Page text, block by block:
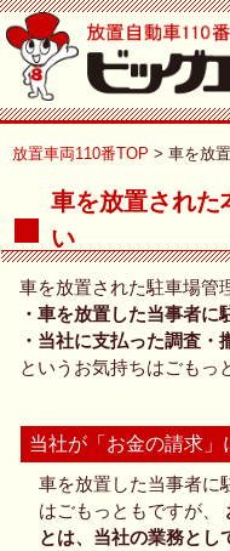
放置車両110番TOP 車を放
車を放置された
い
車を放置された駐車場管
・車を放置した当事者に
・当社に支払った調査・
というお気持ちはごもっ
当社が「お金の請求」
車を放置した当事者に
はごもっともですが、
とは、当社の業務とし